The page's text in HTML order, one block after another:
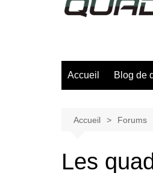
Accueil Blog de
Accueil Forums
Les